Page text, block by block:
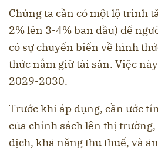
Chúng ta cần có một lộ trình
2% lên 3-4% ban đầu) để
có sự chuyển biến về hình
thức nắm giữ tài sản. Việc
2029-2030.
Trước khi áp dụng, cần ước
của chính sách lên thị
dịch, khả năng thu thuế, và